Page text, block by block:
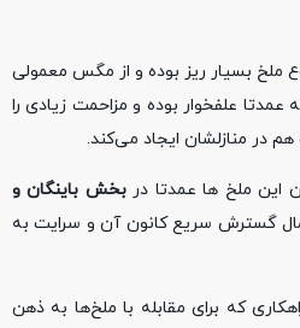
ملخ بسیار ریز بوده و از مگس معمولی
عمدتا علفخوار بوده و مزاحمت زیادی را
در منازلشان ایجاد می‌کند.
این ملخ ها عمدتا دربخش باینگان و
گسترش سریع کانون آن و سرایت به
که برای مقابله با ملخ‌ها به ذهن